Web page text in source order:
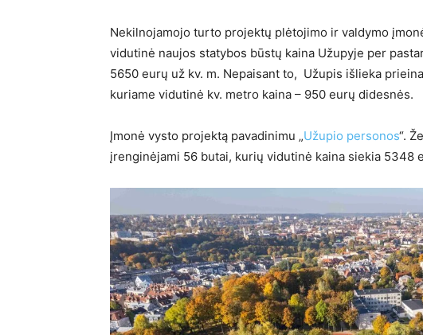
Nekilnojamojo turto projektų plėtojimo ir valdymo
vidutinė naujos statybos būstų kaina Užupyje per
5650 eurų už kv. m. Nepaisant to, Užupis išlieka
kuriame vidutinė kv. metro kaina – 950 eurų didesnės.
Įmonė vysto projektą pavadinimu „Užupio personos“.
įrenginėjami 56 butai, kurių vidutinė kaina siekia 5348